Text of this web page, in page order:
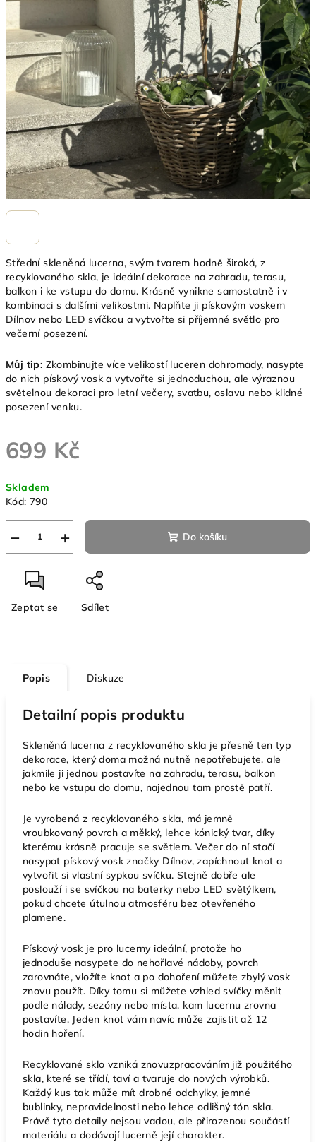
Střední skleněná lucerna, svým tvarem hodně široká, z
recyklovaného skla, je ideální dekorace na zahradu, terasu,
balkon i ke vstupu do domu. Krásně vynikne samostatně i v
kombinaci s dalšími velikostmi. Naplňte ji pískovým voskem
Dílnov nebo LED svíčkou a vytvořte si příjemné světlo pro
večerní posezení.
Můj tip: Zkombinujte více velikostí luceren dohromady, nasypte
do nich pískový vosk a vytvořte si jednoduchou, ale výraznou
světelnou dekoraci pro letní večery, svatbu, oslavu nebo klidné
posezení venku.
699 Kč
cena:
Skladem
Kód: 790
+
− Do košíku
Zeptat se Sdílet
Popis Diskuze
Detailní popis produktu
Skleněná lucerna z recyklovaného skla je přesně ten typ
dekorace, který doma možná nutně nepotřebujete, ale
jakmile ji jednou postavíte na zahradu, terasu, balkon
nebo ke vstupu do domu, najednou tam prostě patří.
Je vyrobená z recyklovaného skla, má jemně
vroubkovaný povrch a měkký, lehce kónický tvar, díky
kterému krásně pracuje se světlem. Večer do ní stačí
nasypat pískový vosk značky Dílnov, zapíchnout knot a
vytvořit si vlastní sypkou svíčku. Stejně dobře ale
poslouží i se svíčkou na baterky nebo LED světýlkem,
pokud chcete útulnou atmosféru bez otevřeného
plamene.
Pískový vosk je pro lucerny ideální, protože ho
jednoduše nasypete do nehořlavé nádoby, povrch
zarovnáte, vložíte knot a po dohoření můžete zbylý vosk
znovu použít. Díky tomu si můžete vzhled svíčky měnit
podle nálady, sezóny nebo místa, kam lucernu zrovna
postavíte. Jeden knot vám navíc může zajistit až 12
hodin hoření.
Recyklované sklo vzniká znovuzpracováním již použitého
skla, které se třídí, taví a tvaruje do nových výrobků.
Každý kus tak může mít drobné odchylky, jemné
bublinky, nepravidelnosti nebo lehce odlišný tón skla.
Právě tyto detaily nejsou vadou, ale přirozenou součástí
materiálu a dodávají lucerně její charakter.